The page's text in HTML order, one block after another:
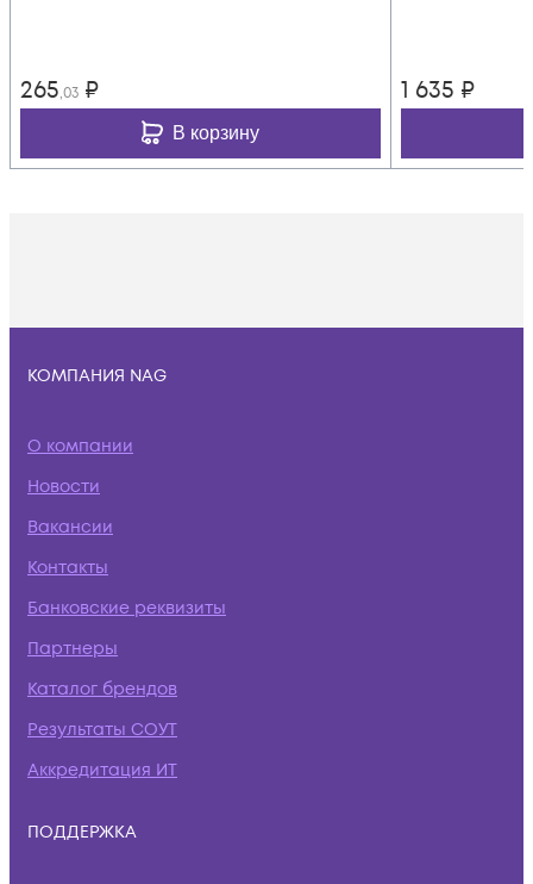
265,03 ₽
В корзину
1 635 ₽
КОМПАНИЯ NAG
О компании
Новости
Вакансии
Контакты
Банковские реквизиты
Партнеры
Каталог брендов
Результаты СОУТ
Аккредитация ИТ
ПОДДЕРЖКА